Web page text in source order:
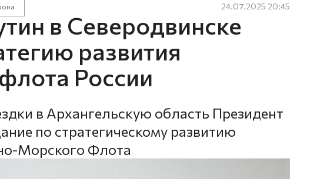
24.07.2025 20:45
в Северодвинске
развития
России
в Архангельскую область Президент
по стратегическому развитию
Морского Флота